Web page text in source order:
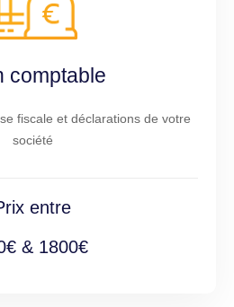
comptable
fiscale et déclarations de votre
société
entre
& 1800€